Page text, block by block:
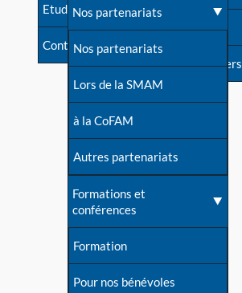
Une question sur le site
Etudes récentes
Contact
Forum
S'inscrire à nos newsletters
Nos partenariats
Nos partenariats
Lors de la SMAM
à la CoFAM
Autres partenariats
Formations et
conférences
Formation
Pour nos bénévoles